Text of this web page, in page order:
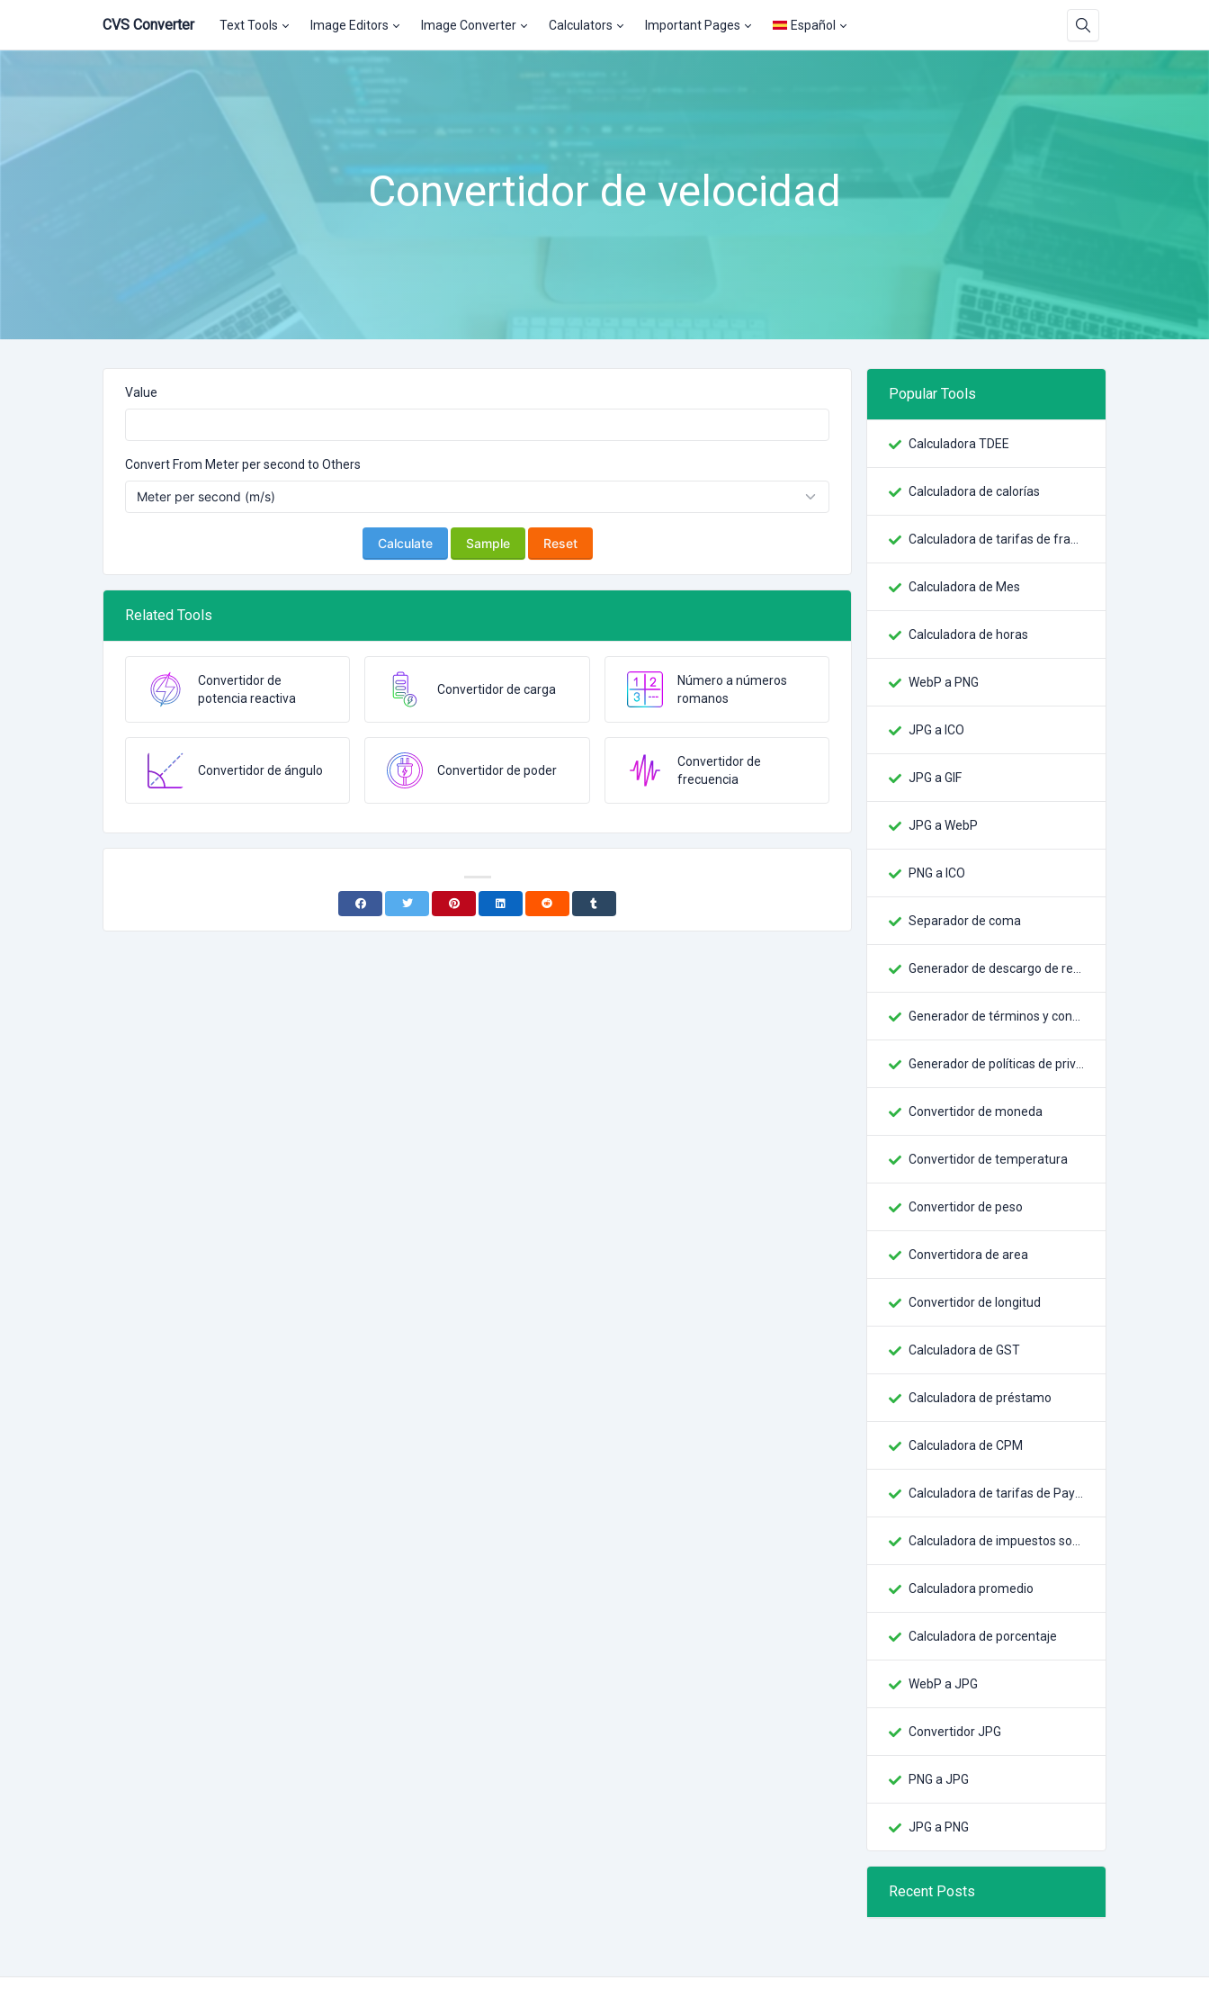
CVS Converter Text Tools Image Editors Image Converter Calculators Important Pages Español
Convertidor de velocidad
Value
Convert From Meter per second to Others
Calculate Sample Reset
Related Tools
Convertidor de
potencia reactiva
Convertidor de carga
Número a números
romanos
Convertidor de ángulo Convertidor de poder
Convertidor de
frecuencia
Popular Tools
Calculadora TDEE
Calculadora de calorías
Calculadora de Mes
Calculadora de horas
WebP a PNG
JPG a ICO
JPG a GIF
JPG a WebP
PNG a ICO
Separador de coma
Convertidor de moneda
Convertidor de temperatura
Convertidor de peso
Convertidora de area
Convertidor de longitud
Calculadora de GST
Calculadora de préstamo
Calculadora de CPM
Calculadora promedio
Calculadora de porcentaje
WebP a JPG
Convertidor JPG
PNG a JPG
JPG a PNG
Recent Posts